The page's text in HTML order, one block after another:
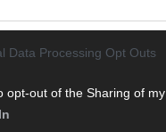
Data Processing Opt Outs
opt-out of the Sharing of